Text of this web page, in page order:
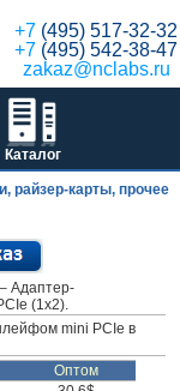
+7 (495) 517-32-32
+7 (495) 542-38-47
zakaz@nclabs.ru
Каталог
райзер-карты, прочее
Адаптер-
(1x2).
mini PCIe в
Оптом